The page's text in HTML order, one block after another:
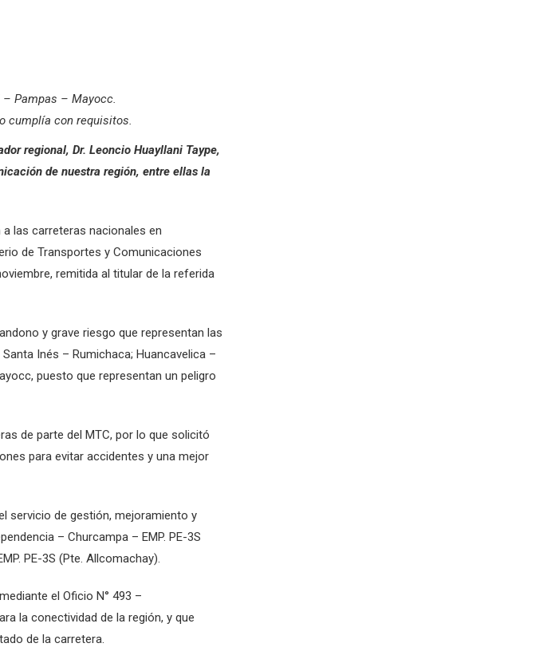
Pampas – Mayocc.
cumplía con requisitos.
regional, Dr. Leoncio Huayllani Taype,
de nuestra región, entre ellas la
las carreteras nacionales en
de Transportes y Comunicaciones
remitida al titular de la referida
y grave riesgo que representan las
Inés – Rumichaca; Huancavelica –
puesto que representan un peligro
de parte del MTC, por lo que solicitó
para evitar accidentes y una mejor
servicio de gestión, mejoramiento y
– Churcampa – EMP. PE-3S
PE-3S (Pte. Allcomachay).
el Oficio N° 493 –
la conectividad de la región, y que
de la carretera.